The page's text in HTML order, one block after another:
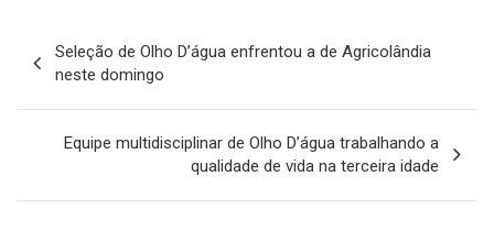
de
Post
Seleção de Olho D’água enfrentou a de Agricolândia
neste domingo
Equipe multidisciplinar de Olho D’água trabalhando a
qualidade de vida na terceira idade